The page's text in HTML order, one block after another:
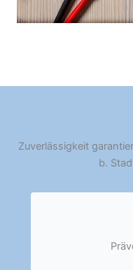
Zuverlässigkeit
b.